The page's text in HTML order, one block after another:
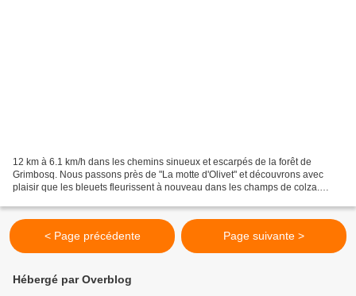
12 km à 6.1 km/h dans les chemins sinueux et escarpés de la forêt de
Grimbosq. Nous passons près de "La motte d'Olivet" et découvrons avec
plaisir que les bleuets fleurissent à nouveau dans les champs de colza.
< Page précédente Page suivante >
Hébergé par Overblog